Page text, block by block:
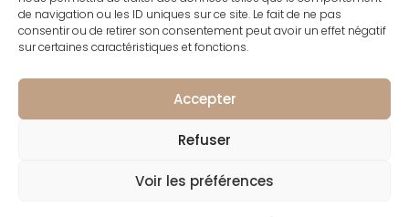
de navigation ou les ID uniques sur ce site. Le fait de ne pas
consentir ou de retirer son consentement peut avoir un effet négatif
sur certaines caractéristiques et fonctions.
Accepter
Refuser
Voir les préférences
Contact
01 42 66 50 70
182 Rue de Rivoli, 75001 Paris